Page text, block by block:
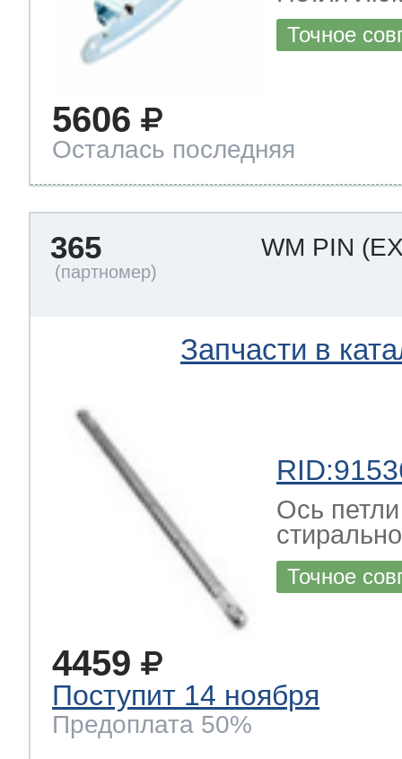
Точное
5606
Осталась последняя
365 WM PIN
Запчасти в
Ось
Точное
4459
Поступит 14 ноября
Предоплата 50%